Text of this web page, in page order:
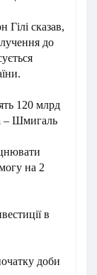
Гілі сказав,
до
120 млрд
– Шмигаль
на 2
в
доби